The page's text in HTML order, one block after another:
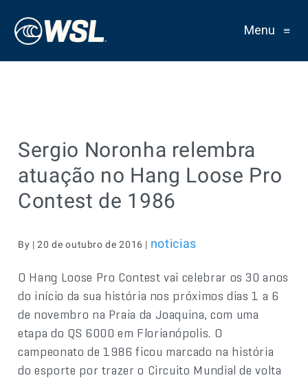
Menu ≡
Sergio Noronha relembra
atuação no Hang Loose Pro
Contest de 1986
By | 20 de outubro de 2016 | noticias
O Hang Loose Pro Contest vai celebrar os 30 anos
do início da sua história nos próximos dias 1 a 6
de novembro na Praia da Joaquina, com uma
etapa do QS 6000 em Florianópolis. O
campeonato de 1986 ficou marcado na história
do esporte por trazer o Circuito Mundial de volta